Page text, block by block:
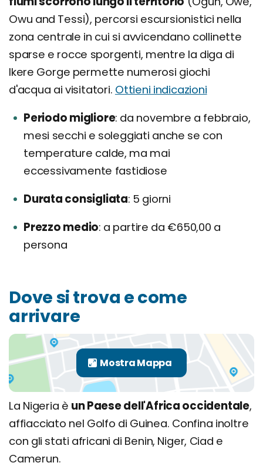
Owu and Tessi), percorsi escursionistici nella
zona centrale in cui si avvicendano collinette
sparse e rocce sporgenti, mentre la diga di
Ikere Gorge permette numerosi giochi
d'acqua ai visitatori. Ottieni indicazioni
Periodo migliore da novembre a febbraio,
mesi secchi e soleggiati anche se con
temperature calde, ma mai
eccessivamente fastidiose
Durata consigliata 5 giorni
Prezzo medio a partire da €650,00 a
persona
Dove si trova e come
arrivare
La Nigeria è un Paese dell'Africa occidentale,
affiacciato nel Golfo di Guinea. Confina inoltre
con gli stati africani di Benin, Niger, Ciad e
Camerun.